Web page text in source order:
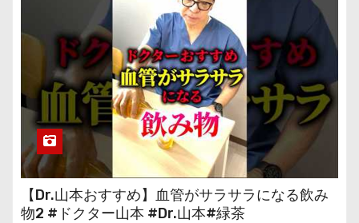
【Dr.山本おすすめ】血管がサラサラになる飲み
物2 #ドクター山本 #Dr.山本#緑茶